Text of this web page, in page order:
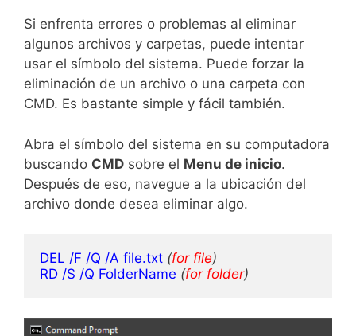
Si enfrenta errores o problemas al eliminar
algunos archivos y carpetas, puede intentar
usar el símbolo del sistema. Puede forzar la
eliminación de un archivo o una carpeta con
CMD. Es bastante simple y fácil también.
Abra el símbolo del sistema en su computadora
buscando CMD sobre el Menu de inicio.
Después de eso, navegue a la ubicación del
archivo donde desea eliminar algo.
DEL /F /Q /A file.txt (for file)
RD /S /Q FolderName (for folder)